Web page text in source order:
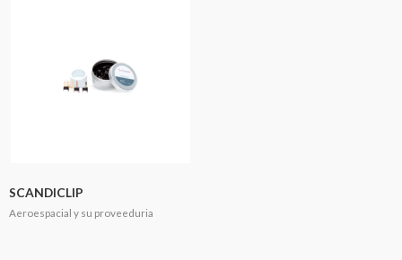
SCANDICLIP
Aeroespacial y su proveeduria